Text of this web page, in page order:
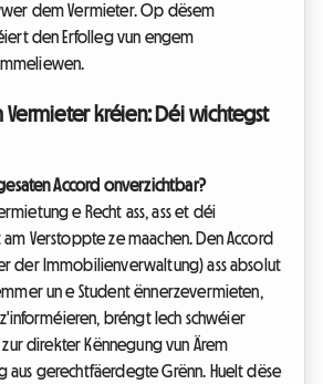
dem Vermieter. Op dësem
den Erfolleg vun engem
Vermieter kréien: Déi wichtegst
Accord onverzichtbar?
e Recht ass, ass et déi
Verstoppte ze maachen. Den Accord
der Immobilienverwaltung) ass absolut
un e Student ënnerzevermieten,
bréngt Iech schwéier
zur direkter Kënnegung vun Ärem
gerechtfäerdegte Grënn. Huelt dëse